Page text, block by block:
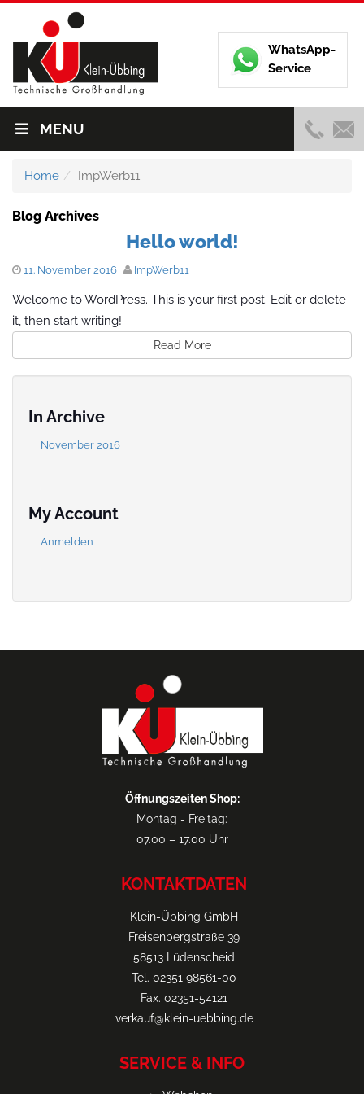
WhatsApp-
Service
MENU
Home ImpWerb11
Blog Archives
Hello world!
11. November 2016 ImpWerb11
Welcome to WordPress. This is your first post. Edit or delete
it, then start writing!
Read More
In Archive
November 2016
My Account
Anmelden
Öffnungszeiten Shop:
Montag - Freitag:
07.00 – 17.00 Uhr
KONTAKTDATEN
Klein-Übbing GmbH
Freisenbergstraße 39
58513 Lüdenscheid
Tel. 02351 98561-00
Fax. 02351-54121
verkauf@klein-uebbing.de
SERVICE & INFO